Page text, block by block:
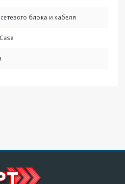
блока и кабеля